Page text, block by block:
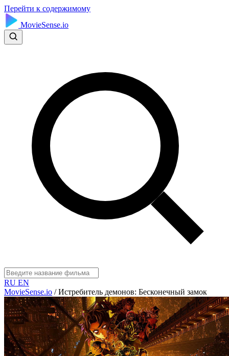
Перейти к содержимому
MovieSense.io
RU EN
MovieSense.io / Истребитель демонов: Бесконечный замок